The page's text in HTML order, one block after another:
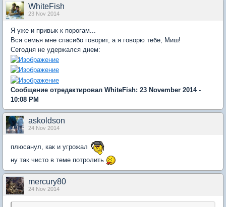
WhiteFish
23 Nov 2014
Я уже и привык к порогам...
Вся семья мне спасибо говорит, а я говорю тебе, Миш!
Сегодня не удержался днем:
Сообщение отредактировал WhiteFish: 23 November 2014 -
10:08 PM
askoldson
24 Nov 2014
плюсанул, как и угрожал
ну так чисто в теме потролить
mercury80
24 Nov 2014